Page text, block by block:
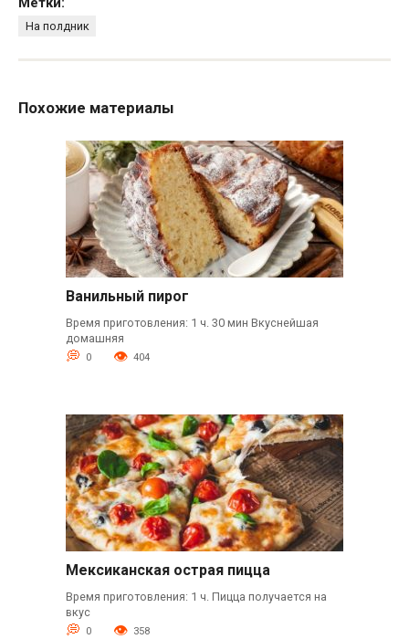
На полдник
Похожие материалы
Ванильный пирог
Время приготовления: 1 ч. 30 мин Вкуснейшая
домашняя
0 404
Мексиканская острая пицца
Время приготовления: 1 ч. Пицца получается на
вкус
0 358